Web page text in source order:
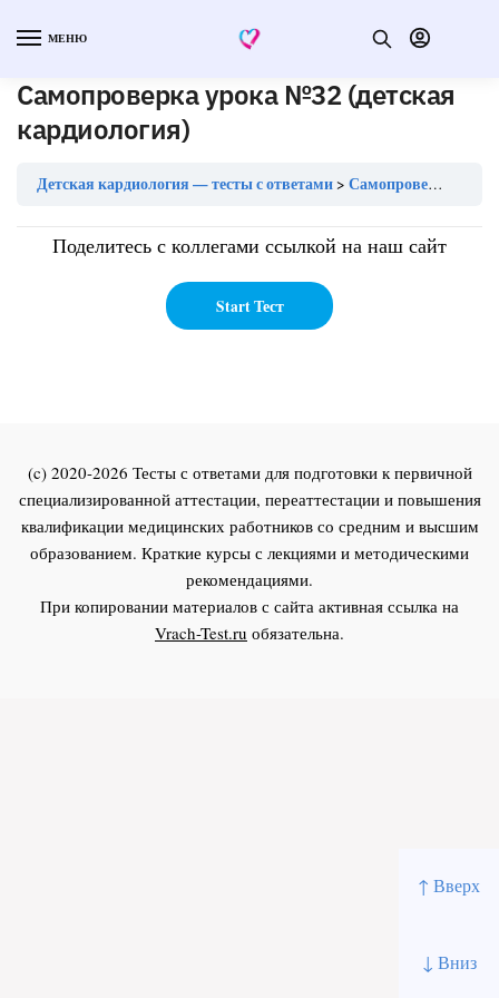
↑ Вверх
↓ Вниз
МЕНЮ
Самопроверка урока №32 (детская
кардиология)
Детская кардиология — тесты с ответами Самопроверка урока №32 (детская кардиология)
Поделитесь с коллегами ссылкой на наш сайт
(c) 2020-2026 Тесты с ответами для подготовки к первичной
специализированной аттестации, переаттестации и повышения
квалификации медицинских работников со средним и высшим
образованием. Краткие курсы с лекциями и методическими
рекомендациями.
При копировании материалов с сайта активная ссылка на
Vrach-Test.ru обязательна.